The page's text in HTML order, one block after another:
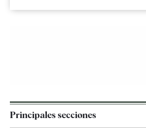
Principales secciones